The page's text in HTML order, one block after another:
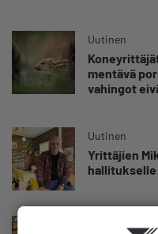
Uutinen
mentävä
vahingot
Uutinen
Yrittäjien